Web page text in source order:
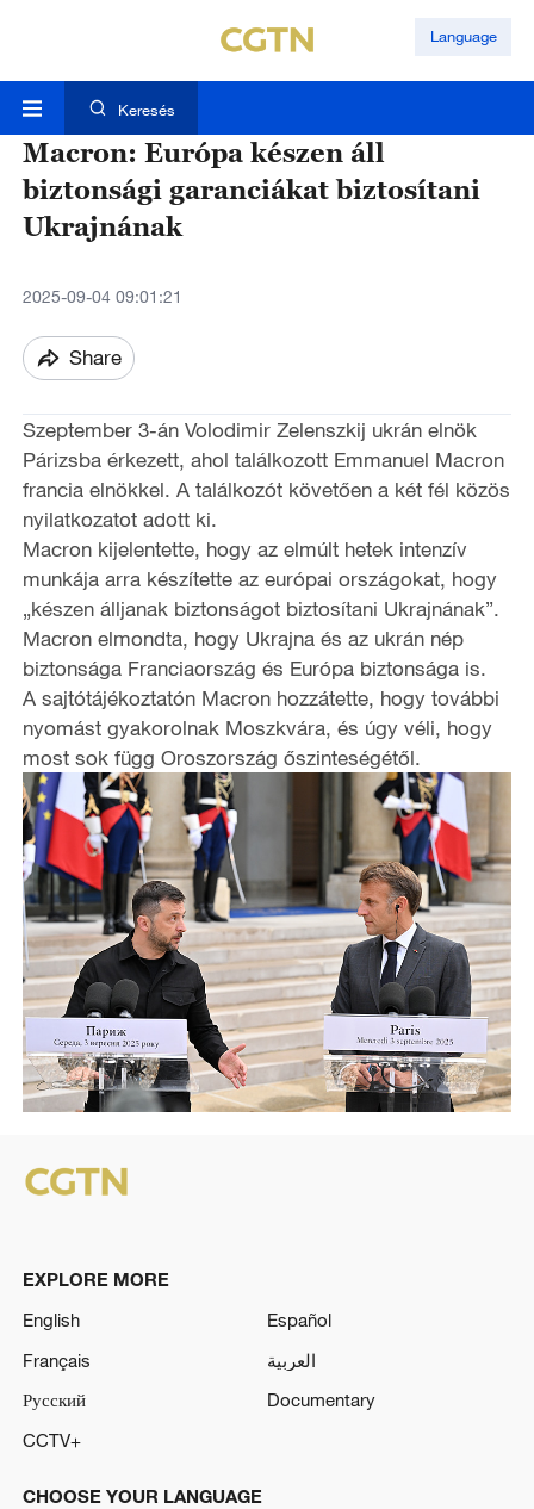
Language
Keresés
Macron: Európa készen áll
biztonsági garanciákat biztosítani
Ukrajnának
2025-09-04 09:01:21
Share
Szeptember 3-án Volodimir Zelenszkij ukrán elnök
Párizsba érkezett, ahol találkozott Emmanuel Macron
francia elnökkel. A találkozót követően a két fél közös
nyilatkozatot adott ki.
Macron kijelentette, hogy az elmúlt hetek intenzív
munkája arra készítette az európai országokat, hogy
„készen álljanak biztonságot biztosítani Ukrajnának”.
Macron elmondta, hogy Ukrajna és az ukrán nép
biztonsága Franciaország és Európa biztonsága is.
A sajtótájékoztatón Macron hozzátette, hogy további
nyomást gyakorolnak Moszkvára, és úgy véli, hogy
most sok függ Oroszország őszinteségétől.
EXPLORE MORE
English
Español
Français
العربية
Русский
Documentary
CCTV+
CHOOSE YOUR LANGUAGE